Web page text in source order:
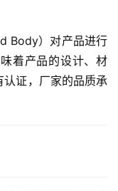
Body）对产品进行
着产品的设计、材
证，厂家的品质承